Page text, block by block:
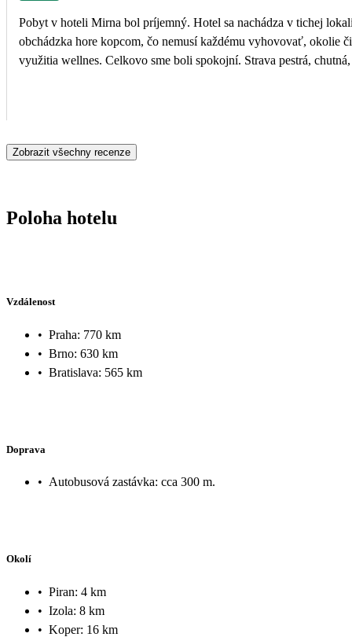
Pobyt v hoteli Mirna bol príjemný. Hotel sa nachádza v tichej
obchádzka hore kopcom, čo nemusí každému vyhovovať, okolie čisté, mínusom je, že recepcia nieje nonstop. Oceňujeme možnosť
využitia wellnes. Celkovo sme boli spokojní. Strava pestrá,
Zobrazit všechny recenze
Poloha hotelu
Vzdálenost
• Praha: 770 km
• Brno: 630 km
• Bratislava: 565 km
Doprava
• Autobusová zastávka: cca 300 m.
Okolí
• Piran: 4 km
• Izola: 8 km
• Koper: 16 km